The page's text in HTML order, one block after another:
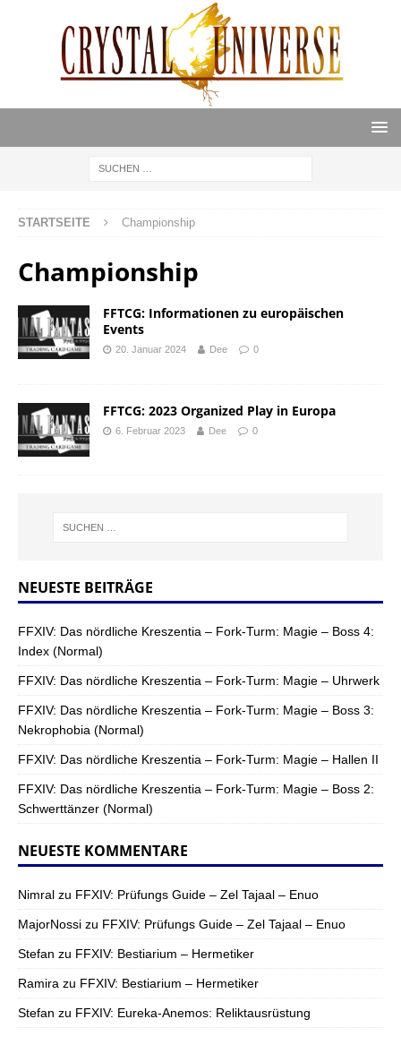
STARTSEITE Championship
Championship
FFTCG: Informationen zu europäischen
Events
20. Januar 2024 Dee 0
FFTCG: 2023 Organized Play in Europa
6. Februar 2023 Dee 0
NEUESTE BEITRÄGE
FFXIV: Das nördliche Kreszentia – Fork-Turm: Magie – Boss 4:
Index (Normal)
FFXIV: Das nördliche Kreszentia – Fork-Turm: Magie – Uhrwerk
FFXIV: Das nördliche Kreszentia – Fork-Turm: Magie – Boss 3:
Nekrophobia (Normal)
FFXIV: Das nördliche Kreszentia – Fork-Turm: Magie – Hallen II
FFXIV: Das nördliche Kreszentia – Fork-Turm: Magie – Boss 2:
Schwerttänzer (Normal)
NEUESTE KOMMENTARE
Nimral zu FFXIV: Prüfungs Guide – Zel Tajaal – Enuo
MajorNossi zu FFXIV: Prüfungs Guide – Zel Tajaal – Enuo
Stefan zu FFXIV: Bestiarium – Hermetiker
Ramira zu FFXIV: Bestiarium – Hermetiker
Stefan zu FFXIV: Eureka-Anemos: Reliktausrüstung